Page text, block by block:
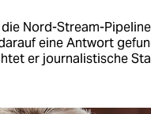
Nord-Stream-
eine Antwort
er journalistische